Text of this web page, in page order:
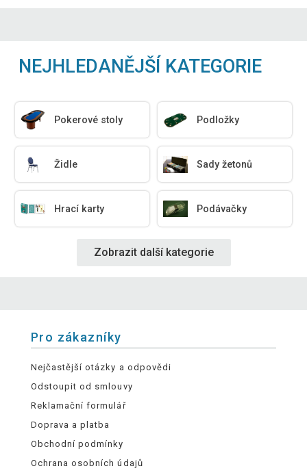
NEJHLEDANĚJŠÍ KATEGORIE
Pokerové stoly Podložky
Židle Sady žetonů
Hrací karty Podávačky
Zobrazit další kategorie
Pro zákazníky
Nejčastější otázky a odpovědi
Odstoupit od smlouvy
Reklamační formulář
Doprava a platba
Obchodní podmínky
Ochrana osobních údajů